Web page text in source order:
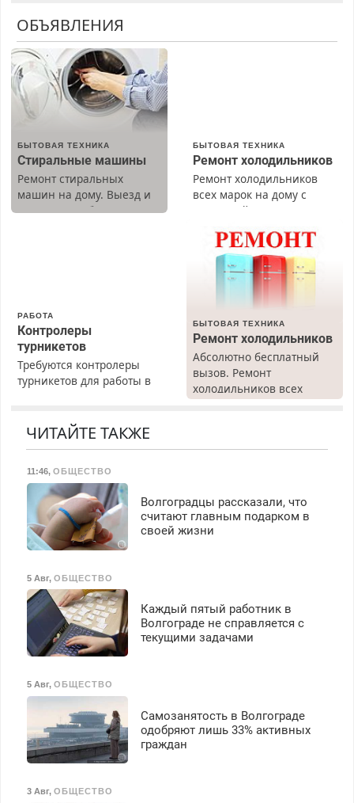
ОБЪЯВЛЕНИЯ
БЫТОВАЯ ТЕХНИКА
Стиральные машины
Ремонт стиральных
машин на дому. Выезд и
диагностика бесплатно.
БЫТОВАЯ ТЕХНИКА
Ремонт холодильников
Ремонт холодильников
всех марок на дому с
гарантией. Замена
Недорого. Без выходных.
Все районы. Скидка.
Вызов бесплатный.
РАБОТА
Контролеры
турникетов
Требуются контролеры
турникетов для работы в
Прием по ТК РФ. График
З/п – до 96000 рублей до
вычета налогов.
Ежемесячно
выплачивается денежная
премия. Возможно
бесплатное обучение,
работа инспектором по
транспортной
безопасности с з/п до
125000 руб.
БЫТОВАЯ ТЕХНИКА
Ремонт холодильников
Абсолютно бесплатный
вызов. Ремонт
холодильников всех
Пенсионерам – скидки до
ЧИТАЙТЕ ТАКЖЕ
11:46, ОБЩЕСТВО
Волгоградцы рассказали, что
считают главным подарком в
своей жизни
5 Авг, ОБЩЕСТВО
Каждый пятый работник в
Волгограде не справляется с
текущими задачами
5 Авг, ОБЩЕСТВО
Самозанятость в Волгограде
одобряют лишь 33% активных
граждан
3 Авг, ОБЩЕСТВО